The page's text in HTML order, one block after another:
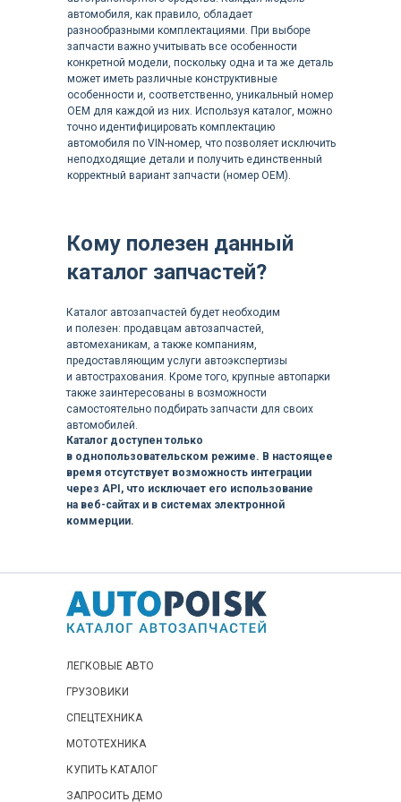
K141001
Hidromek Excavator HMK 145LC SR-4
H141950
Hidromek Excavator HMK 145LC SR-5
N1415001
Hidromek Excavator HMK 150W R-5
M1323001
Hidromek Excavator HMK 200W MH-3B
Hidromek Excavator HMK 200W-2
D122001
Hidromek Excavator HMK 200W-3
C122001
Hidromek Excavator HMK 200W-3B
F122901
Hidromek Excavator HMK 210W MH-3
L1522001
Hidromek Excavator HMK 210W MH-5
N1525001
J122801
Hidromek Excavator HMK 210W-4
Кому полезен данный
каталог запчастей?
Каталог доступен только
в однопользовательском режиме. В настоящее
время отсутствует возможность интеграции
через API, что исключает его использование
на веб-сайтах и в системах электронной
коммерции.
Каталог автозапчастей будет необходим
и полезен: продавцам автозапчастей,
автомеханикам, а также компаниям,
предоставляющим услуги автоэкспертизы
и автострахования. Кроме того, крупные автопарки
также заинтересованы в возможности
самостоятельно подбирать запчасти для своих
автомобилей.
автомобиля, как правило, обладает
разнообразными комплектациями. При выборе
запчасти важно учитывать все особенности
конкретной модели, поскольку одна и та же деталь
может иметь различные конструктивные
особенности и, соответственно, уникальный номер
OEM для каждой из них. Используя каталог, можно
точно идентифицировать комплектацию
автомобиля по VIN-номер, что позволяет исключить
неподходящие детали и получить единственный
корректный вариант запчасти (номер OEM).
ЗАПРОСИТЬ ДЕМО
КУПИТЬ КАТАЛОГ
СПЕЦТЕХНИКА
МОТОТЕХНИКА
ГРУЗОВИКИ
ЛЕГКОВЫЕ АВТО